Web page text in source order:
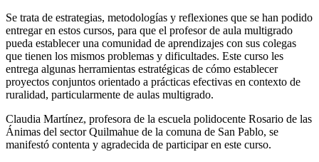
Se trata de estrategias, metodologías y reflexiones que se han podido
entregar en estos cursos, para que el profesor de aula multigrado
pueda establecer una comunidad de aprendizajes con sus colegas
que tienen los mismos problemas y dificultades. Este curso les
entrega algunas herramientas estratégicas de cómo establecer
proyectos conjuntos orientado a prácticas efectivas en contexto de
ruralidad, particularmente de aulas multigrado.
Claudia Martínez, profesora de la escuela polidocente Rosario de las
Ánimas del sector Quilmahue de la comuna de San Pablo, se
manifestó contenta y agradecida de participar en este curso.